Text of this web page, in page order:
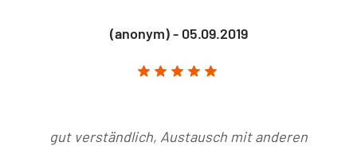
(anonym) - 05.09.2019
gut verständlich, Austausch mit anderen